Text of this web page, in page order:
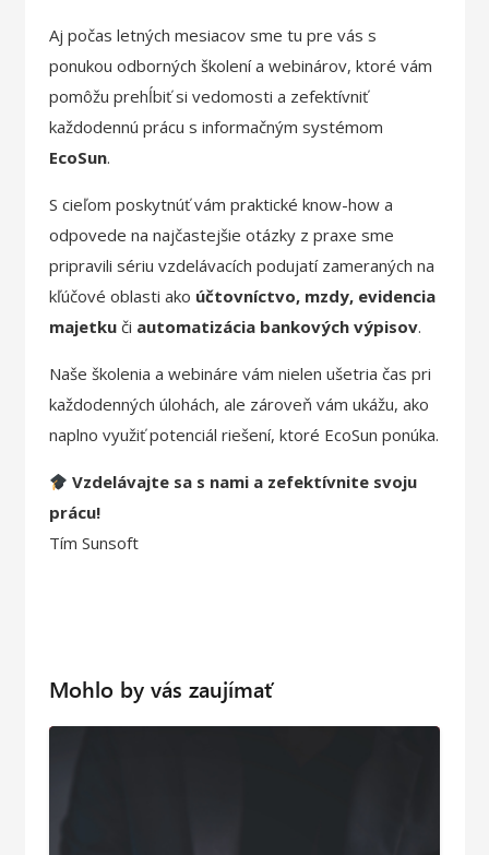
Aj počas letných mesiacov sme tu pre vás s
ponukou odborných školení a webinárov, ktoré vám
pomôžu prehĺbiť si vedomosti a zefektívniť
každodennú prácu s informačným systémom
EcoSun.
S cieľom poskytnúť vám praktické know-how a
odpovede na najčastejšie otázky z praxe sme
pripravili sériu vzdelávacích podujatí zameraných na
kľúčové oblasti ako účtovníctvo, mzdy, evidencia
majetku či automatizácia bankových výpisov.
Naše školenia a webináre vám nielen ušetria čas pri
každodenných úlohách, ale zároveň vám ukážu, ako
naplno využiť potenciál riešení, ktoré EcoSun ponúka.
Vzdelávajte sa s nami a zefektívnite svoju
prácu!
Tím Sunsoft
Mohlo by vás zaujímať